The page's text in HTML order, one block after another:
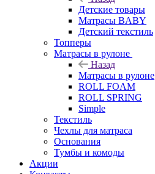
Детские товары
Матрасы BABY
Детский текстиль
Топперы
Матрасы в рулоне
Назад
Матрасы в рулоне
ROLL FOAM
ROLL SPRING
Simple
Текстиль
Чехлы для матраса
Основания
Тумбы и комоды
Акции